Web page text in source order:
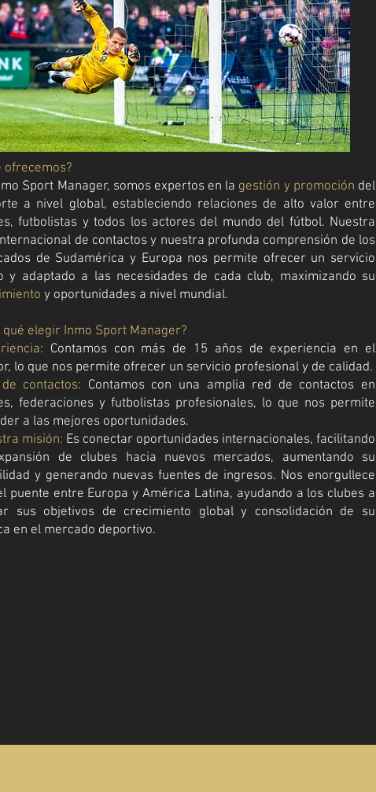
ofrecemos?
Sport Manager, somos expertos en la gestión y promoción del
a nivel global, estableciendo relaciones de alto valor entre
futbolistas y todos los actores del mundo del fútbol. Nuestra
de contactos y nuestra profunda comprensión de los
de Sudamérica y Europa nos permite ofrecer un servicio
y adaptado a las necesidades de cada club, maximizando su
y oportunidades a nivel mundial.
qué elegir Inmo Sport Manager?
: Contamos con más de 15 años de experiencia en el
lo que nos permite ofrecer un servicio profesional y de calidad.
contactos: Contamos con una amplia red de contactos en
federaciones y futbolistas profesionales, lo que nos permite
a las mejores oportunidades.
misión: Es conectar oportunidades internacionales, facilitando
de clubes hacia nuevos mercados, aumentando su
y generando nuevas fuentes de ingresos. Nos enorgullece
puente entre Europa y América Latina, ayudando a los clubes a
sus objetivos de crecimiento global y consolidación de su
en el mercado deportivo.